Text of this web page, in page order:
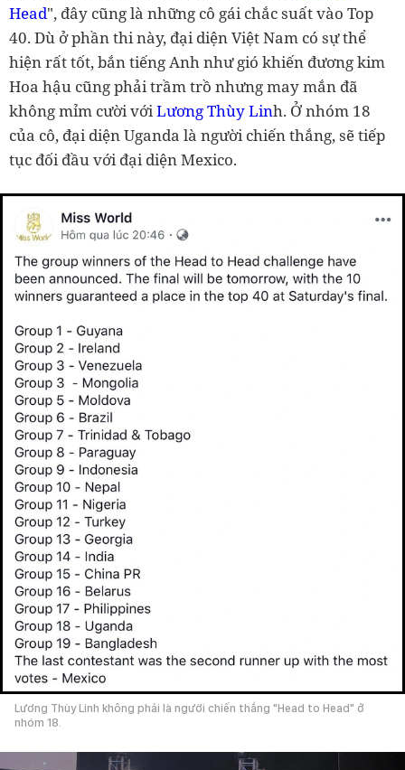
Head", đây cũng là những cô gái chắc suất vào Top
40. Dù ở phần thi này, đại diện Việt Nam có sự thể
hiện rất tốt, bắn tiếng Anh như gió khiến đương kim
Hoa hậu cũng phải trầm trồ nhưng may mắn đã
không mỉm cười vớiLương Thùy Linh. Ở nhóm 18
của cô, đại diện Uganda là người chiến thắng, sẽ tiếp
tục đối đầu với đại diện Mexico.
Lương Thùy Linh không phải là người chiến thắng "Head to Head" ở
nhóm 18.